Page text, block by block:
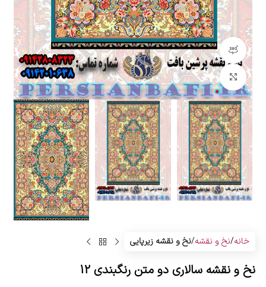
مشاهده 360 درجه
بزرگنمایی تصویر
خانه نخ و نقشه نخ و نقشه زیرپایی
نخ و نقشه سالاری دو متن رنگبندی 12